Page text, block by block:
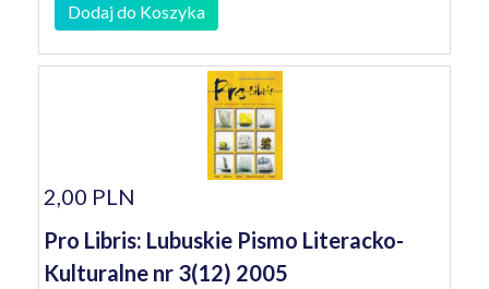
Dodaj do Koszyka
2,00 PLN
Pro Libris: Lubuskie Pismo Literacko-
Kulturalne nr 3(12) 2005